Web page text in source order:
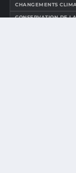
CHANGEMENTS
CONSERVATION DE